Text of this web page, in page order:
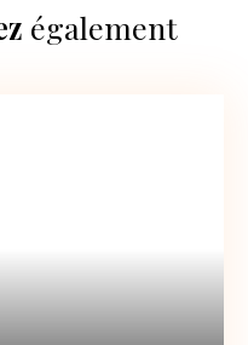
également